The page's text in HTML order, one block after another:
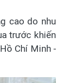
cao do nhu
trước khiến
Chí Minh -